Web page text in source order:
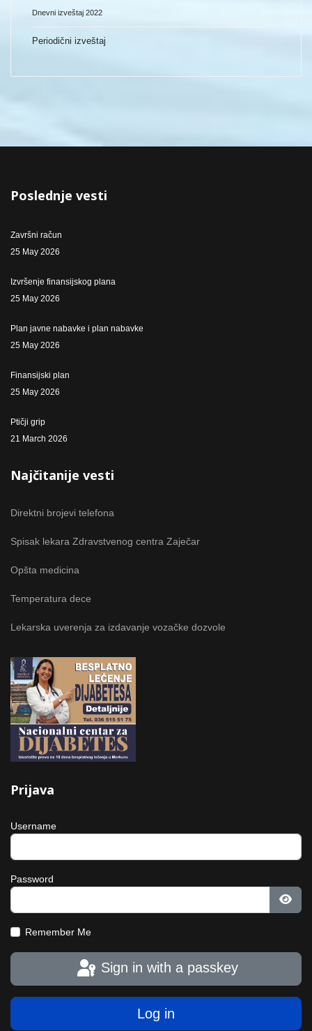
Dnevni izveštaj 2022
Periodični izveštaj
Poslednje vesti
Završni račun
25 May 2026
Izvršenje finansijskog plana
25 May 2026
Plan javne nabavke i plan nabavke
25 May 2026
Finansijski plan
25 May 2026
Ptičji grip
21 March 2026
Najčitanije vesti
Direktni brojevi telefona
Spisak lekara Zdravstvenog centra Zaječar
Opšta medicina
Temperatura dece
Lekarska uverenja za izdavanje vozačke dozvole
Prijava
Username
Password
Remember Me
Sign in with a passkey
Log in